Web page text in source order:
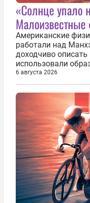
«Солнце упало
Американские
работали над
доходчиво
использовали
тысячи солнц
японских городов
которых США в
6 августа 2026